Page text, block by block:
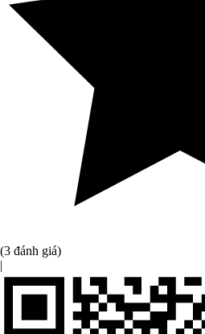
(3 đánh giá)
|